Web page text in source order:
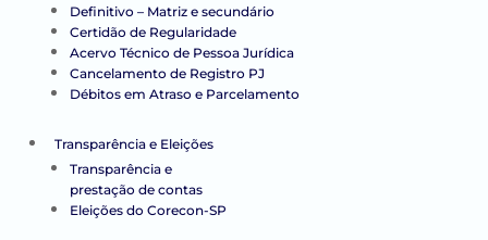
Definitivo – Matriz e secundário
Certidão de Regularidade
Acervo Técnico de Pessoa Jurídica
Cancelamento de Registro PJ
Débitos em Atraso e Parcelamento
Transparência e Eleições
Transparência e
prestação de contas
Eleições do Corecon-SP